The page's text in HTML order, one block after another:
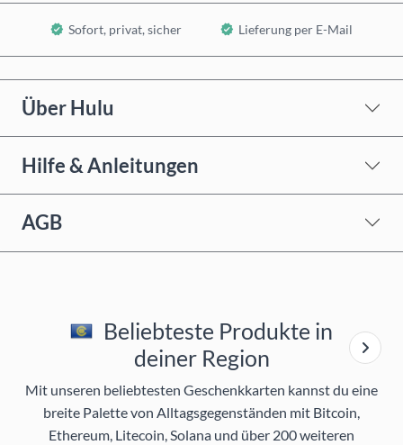
Sofort, privat, sicher Lieferung per E-Mail
Über Hulu
Hilfe & Anleitungen
AGB
Beliebteste Produkte in
deiner Region
Mit unseren beliebtesten Geschenkkarten kannst du eine
breite Palette von Alltagsgegenständen mit Bitcoin,
Ethereum, Litecoin, Solana und über 200 weiteren